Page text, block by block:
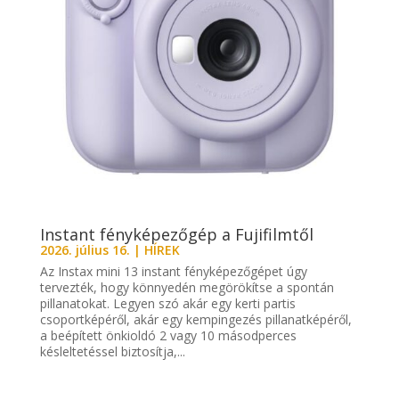
Instant fényképezőgép a Fujifilmtől
2026. július 16. | HÍREK
Az Instax mini 13 instant fényképezőgépet úgy
tervezték, hogy könnyedén megörökítse a spontán
pillanatokat. Legyen szó akár egy kerti partis
csoportképéről, akár egy kempingezés pillanatképéről,
a beépített önkioldó 2 vagy 10 másodperces
késleltetéssel biztosítja,...